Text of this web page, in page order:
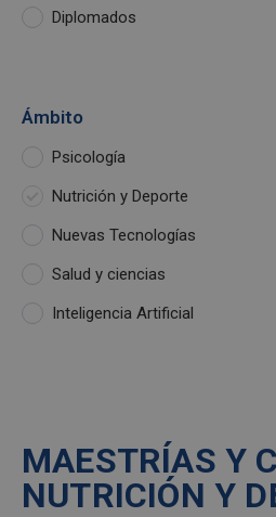
Diplomados
Ámbito
Psicología
Nutrición y Deporte
Nuevas Tecnologías
Salud y ciencias
Inteligencia Artificial
MAESTRÍAS Y
NUTRICIÓN Y